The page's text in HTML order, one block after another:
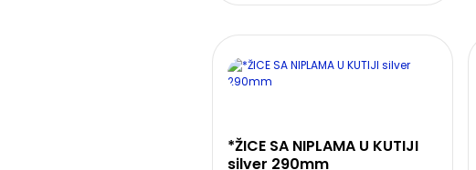
*ŽICE SA NIPLAMA U KUTIJI
silver 290mm